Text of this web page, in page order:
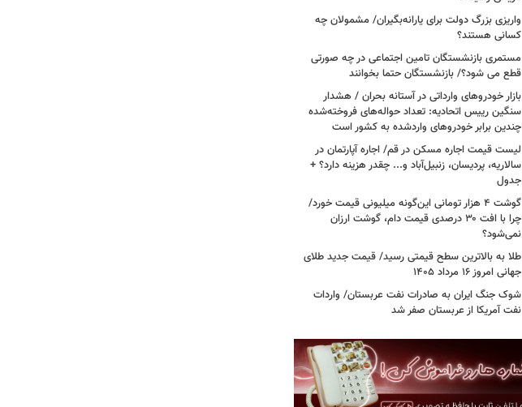
واریزی بزرگ دولت برای یارانه‌بگیران/ مشمولان چه
کسانی هستند؟
مستمری بازنشستگان تامین اجتماعی در چه صورتی
قطع می شود؟/ بازنشستگان حتما بخوانند
بازار خودروهای وارداتی در آستانه بحران / هشدار
سنگین رییس اتحادیه: تعداد حواله‌های فروخته‌شده
چندین برابر خودروهای واردشده به کشور است
لیست قیمت اجاره مسکن در قم/ اجاره آپارتمان در
سالاریه، پردیسان، زنبیل‌آباد و... چقدر هزینه دارد؟ +
جدول
گوشت ۴ هزار تومانی این‌گونه میلیونی قیمت خورد/
چرا با افت ۳۰ درصدی قیمت دام، گوشت ارزان
نمی‌شود؟
طلا به بالاترین سطح قیمتی رسید/ قیمت جدید طلای
جهانی امروز ۱۶ مرداد ۱۴۰۵
شوک جنگ ایران به صادرات نفت عربستان/ واردات
نفت آمریکا از عربستان صفر شد